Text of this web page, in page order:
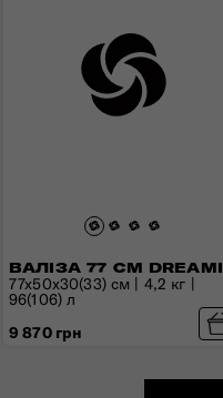
ВАЛІЗА 77 СМ DREAMI
77x50x30(33) см | 4,2 кг |
96(106) л
9 870 грн